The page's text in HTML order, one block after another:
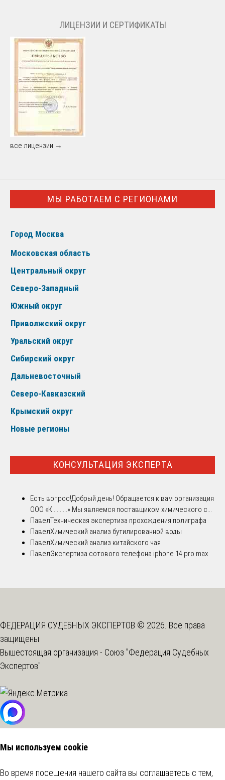
ЛИЦЕНЗИИ И СЕРТИФИКАТЫ
все лицензии →
МЫ РАБОТАЕМ С РЕГИОНАМИ
Город Москва
Московская область
Центральный округ
Северо-Западный
Южный округ
Приволжский округ
Уральский округ
Сибирский округ
Дальневосточный
Северо-Кавказский
Крымский округ
Новые регионы
КОНСУЛЬТАЦИЯ ЭКСПЕРТА
Есть вопрос!Добрый день! Обращается к вам организация
ООО «К..........».Мы являемся поставщиком химического с...
ПавелТехническая экспертиза прохождения полиграфа
ПавелХимический анализ бутилированной воды
ПавелХимический анализ китайского чая
ПавелЭкспертиза сотового телефона iphone 14 pro max
ФЕДЕРАЦИЯ СУДЕБНЫХ ЭКСПЕРТОВ © 2026. Все права
защищены
Вышестоящая организация - Союз "Федерация Судебных
Экспертов"
Мы используем cookie
Во время посещения нашего сайта вы соглашаетесь с тем,